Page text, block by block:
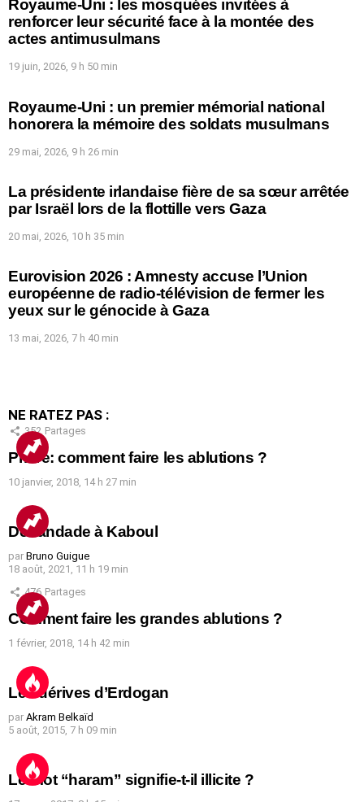
Royaume-Uni : les mosquées invitées à
renforcer leur sécurité face à la montée des
actes antimusulmans
19 juin, 2026, 9 h 50 min
Royaume-Uni : un premier mémorial national
honorera la mémoire des soldats musulmans
29 mai, 2026, 9 h 26 min
La présidente irlandaise fière de sa sœur arrêtée
par Israël lors de la flottille vers Gaza
20 mai, 2026, 10 h 35 min
Eurovision 2026 : Amnesty accuse l’Union
européenne de radio-télévision de fermer les
yeux sur le génocide à Gaza
13 mai, 2026, 7 h 40 min
NE RATEZ PAS :
352 Partages
Prière: comment faire les ablutions ?
10 janvier, 2018, 14 h 27 min
Débandade à Kaboul
par Bruno Guigue
18 août, 2021, 11 h 19 min
476 Partages
Comment faire les grandes ablutions ?
1 février, 2018, 14 h 42 min
Les dérives d’Erdogan
par Akram Belkaïd
5 août, 2015, 7 h 09 min
Le mot “haram” signifie-t-il illicite ?